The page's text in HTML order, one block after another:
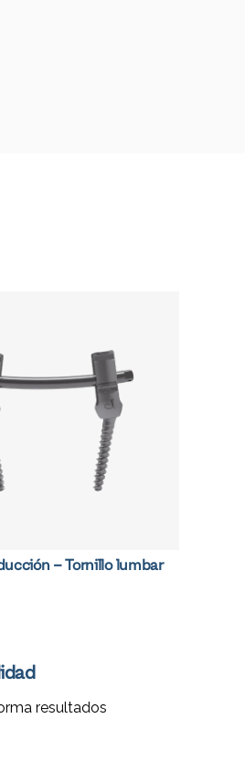
– Tornillo lumbar
resultados